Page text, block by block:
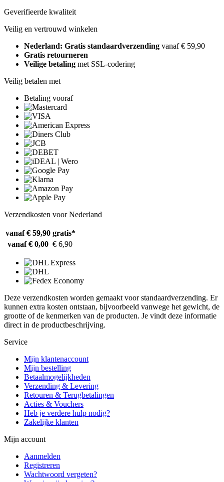
Geverifieerde kwaliteit
Veilig en vertrouwd winkelen
Nederland: Gratis standaardverzending vanaf € 59,90
Gratis retourneren
Veilige betaling met SSL-codering
Veilig betalen met
Betaling vooraf
Verzendkosten voor Nederland
vanaf € 59,90 gratis*
vanaf € 0,00 € 6,90
Deze verzendkosten worden gemaakt voor standaardverzending. Er
kunnen extra kosten ontstaan, bijvoorbeeld vanwege het gewicht, de
grootte of de kenmerken van de producten. Je vindt deze informatie
direct in de productbeschrijving.
Service
Mijn klantenaccount
Mijn bestelling
Betaalmogelijkheden
Verzending & Levering
Retouren & Terugbetalingen
Acties & Vouchers
Heb je verdere hulp nodig?
Zakelijke klanten
Mijn account
Aanmelden
Registreren
Wachtwoord vergeten?